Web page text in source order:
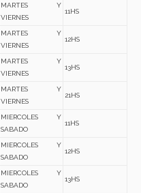
MARTES Y
VIERNES
11HS
MARTES Y
VIERNES
12HS
MARTES Y
VIERNES
13HS
MARTES Y
VIERNES
21HS
MIERCOLES Y
SABADO
11HS
MIERCOLES Y
SABADO
12HS
MIERCOLES Y
SABADO
13HS